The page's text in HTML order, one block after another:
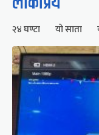
२४ घण्टा यो साता